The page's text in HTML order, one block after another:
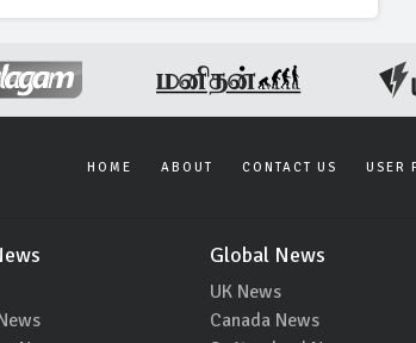
HOME ABOUT CONTACT US USER
Global News
UK News
Canada News